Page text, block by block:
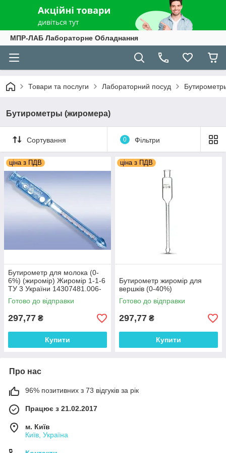
МПР-ЛАБ Лабораторне Обладнання
Товари та послуги Лабораторний посуд
Бутирометры (жиромера)
Сортування 0 Фільтри
ціна з ПДВ
Бутирометр для молока (0-
6%) (жиромір) Жиромір 1-1-6
ТУ 3 України 14307481.006-
94
Готово до відправки
297,77 ₴
Купити
ціна з ПДВ
Бутирометр жиромір для
вершків (0-40%)
Готово до відправки
297,77 ₴
Купити
Про нас
96% позитивних з 73 відгуків за рік
Працює з 21.02.2017
м. Київ
Київ, Україна